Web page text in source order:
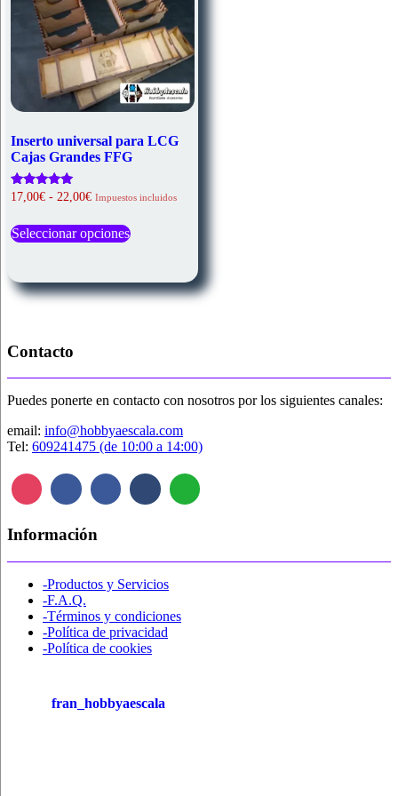
Inserto universal para LCG
Cajas Grandes FFG
Valorado
de 5
17,00€ - 22,00€Rango
precios:
desde
22,00€
Impuestos incluidos
Seleccionar opcionesproducto
variantes.
Las
en
la
página
de
producto
Contacto
Puedes ponerte en contacto con nosotros por los siguientes canales:
email: info@hobbyaescala.com
Tel: 609241475 (de 10:00 a 14:00)
Información
-Productos y Servicios
-F.A.Q.
-Términos y condiciones
-Política de privacidad
-Política de cookies
fran_hobbyaescala